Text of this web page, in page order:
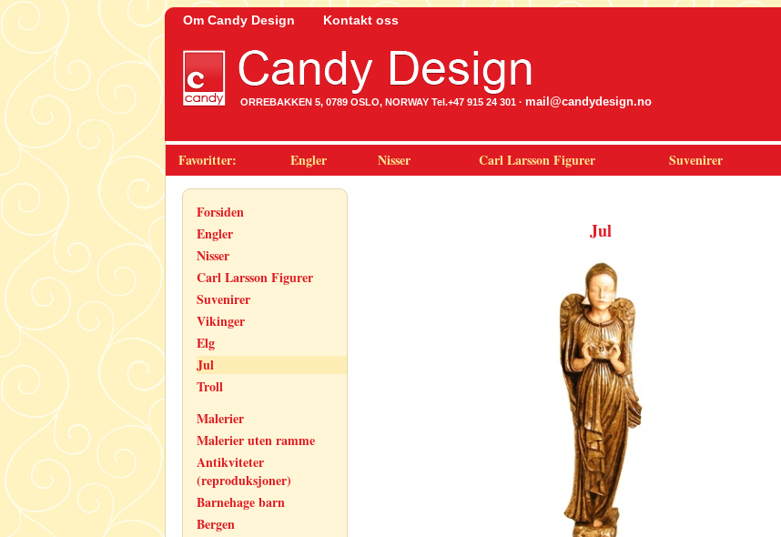
Om Candy Design Kontakt oss
ORREBAKKEN 5, 0789 OSLO, NORWAY Tel.+47 915 24 301 · mail@candydesign.no
Favoritter: Engler Nisser Carl Larsson Figurer Suvenirer
Forsiden
Engler
Nisser
Carl Larsson Figurer
Suvenirer
Vikinger
Elg
Jul
Troll
Malerier
Malerier uten ramme
Antikviteter
(reproduksjoner)
Barnehage barn
Bergen
Jul